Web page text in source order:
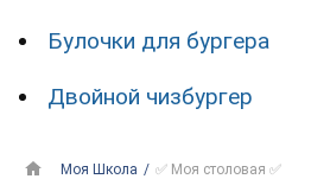
Булочки для бургера
Двойной чизбургер
Моя Школа ✅ Моя столовая ✅